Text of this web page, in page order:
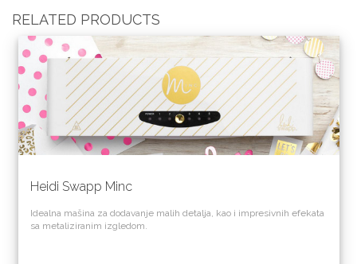
RELATED PRODUCTS
Heidi Swapp Minc
Idealna mašina za dodavanje malih detalja, kao i impresivnih efekata
sa metaliziranim izgledom.